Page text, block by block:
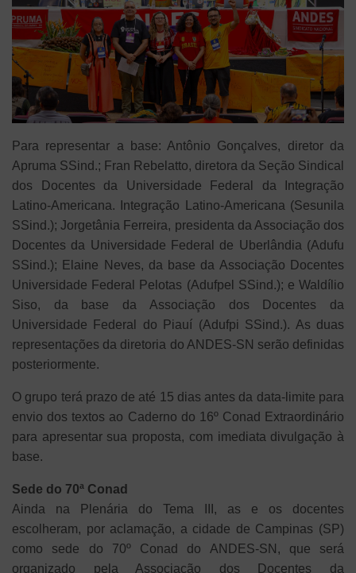
Para representar a base: Antônio Gonçalves, diretor da
Apruma SSind.; Fran Rebelatto, diretora da Seção Sindical
dos Docentes da Universidade Federal da Integração
Latino-Americana. Integração Latino-Americana (Sesunila
SSind.); Jorgetânia Ferreira, presidenta da Associação dos
Docentes da Universidade Federal de Uberlândia (Adufu
SSind.); Elaine Neves, da base da Associação Docentes
Universidade Federal Pelotas (Adufpel SSind.); e Waldílio
Siso, da base da Associação dos Docentes da
Universidade Federal do Piauí (Adufpi SSind.). As duas
representações da diretoria do ANDES-SN serão definidas
posteriormente.
O grupo terá prazo de até 15 dias antes da data-limite para
envio dos textos ao Caderno do 16º Conad Extraordinário
para apresentar sua proposta, com imediata divulgação à
base.
Sede do 70ª Conad
Ainda na Plenária do Tema III, as e os docentes
escolheram, por aclamação, a cidade de Campinas (SP)
como sede do 70º Conad do ANDES-SN, que será
organizado pela Associação dos Docentes da